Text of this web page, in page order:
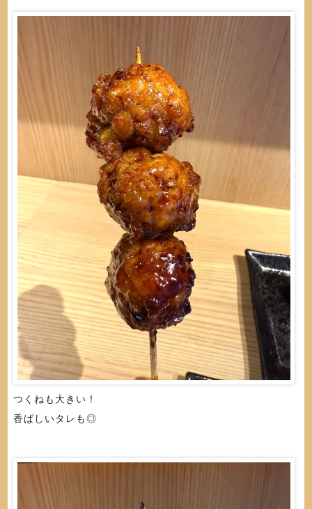
つくねも大きい！
香ばしいタレも◎